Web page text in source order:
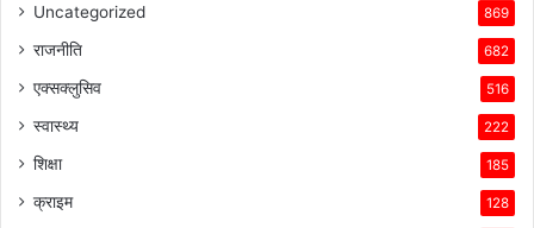
Uncategorized 869
राजनीति 682
एक्सक्लुसिव 516
स्वास्थ्य 222
शिक्षा 185
क्राइम 128